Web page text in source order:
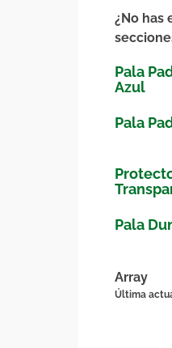
¿No has
Pala
Azul
Pala
Pala
Array
Última